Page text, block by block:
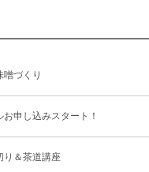
づくり
申し込みスタート！
り＆茶道講座